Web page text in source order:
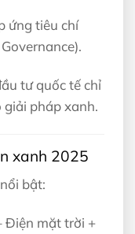
ứng tiêu chí
tư quốc tế chỉ
giải pháp xanh.
xanh 2025
bật:
Điện mặt trời +